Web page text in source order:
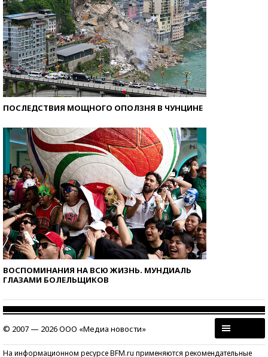
ПОСЛЕДСТВИЯ МОЩНОГО ОПОЛЗНЯ В ЧУНЦИНЕ
ВОСПОМИНАНИЯ НА ВСЮ ЖИЗНЬ. МУНДИАЛЬ
ГЛАЗАМИ БОЛЕЛЬЩИКОВ
© 2007 — 2026 ООО «Медиа новости»
На информационном ресурсе BFM.ru применяются рекомендательные